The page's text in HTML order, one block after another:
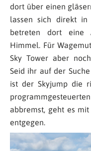
dort über einen
lassen sich direkt
betreten dort eine
Himmel. Für
Sky Tower aber
Seid ihr auf der
ist der Skyjump die
abbremst, geht es
entgegen.